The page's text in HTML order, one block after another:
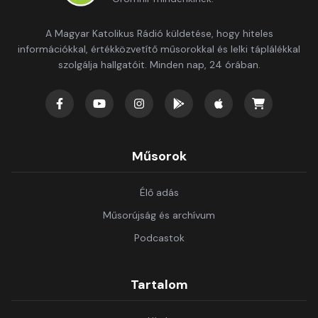
A Magyar Katolikus Rádió küldetése, hogy hiteles
információkkal, értékközvetítő műsorokkal és lelki táplálékkal
szolgálja hallgatóit. Minden nap, 24 órában.
Műsorok
Élő adás
Műsorújság és archívum
Podcastok
Tartalom